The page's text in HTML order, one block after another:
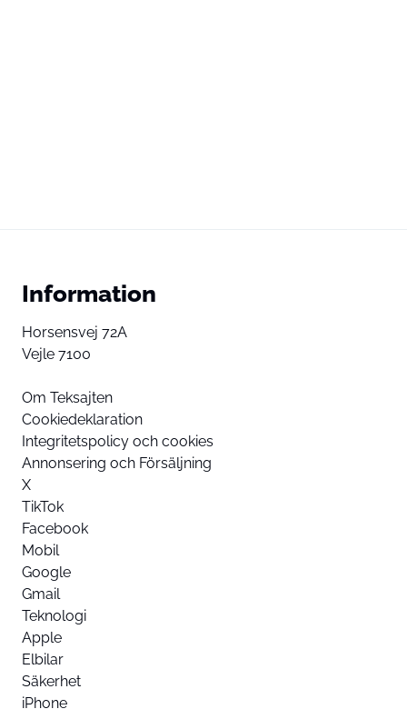
Information
Horsensvej 72A
Vejle 7100
Om Teksajten
Cookiedeklaration
Integritetspolicy och cookies
Annonsering och Försäljning
X
TikTok
Facebook
Mobil
Google
Gmail
Teknologi
Apple
Elbilar
Säkerhet
iPhone